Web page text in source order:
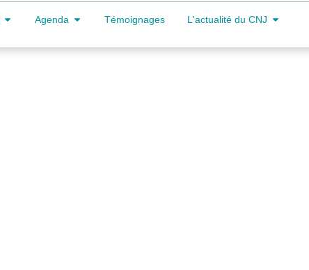
Agenda Témoignages
L'actualité du CNJ